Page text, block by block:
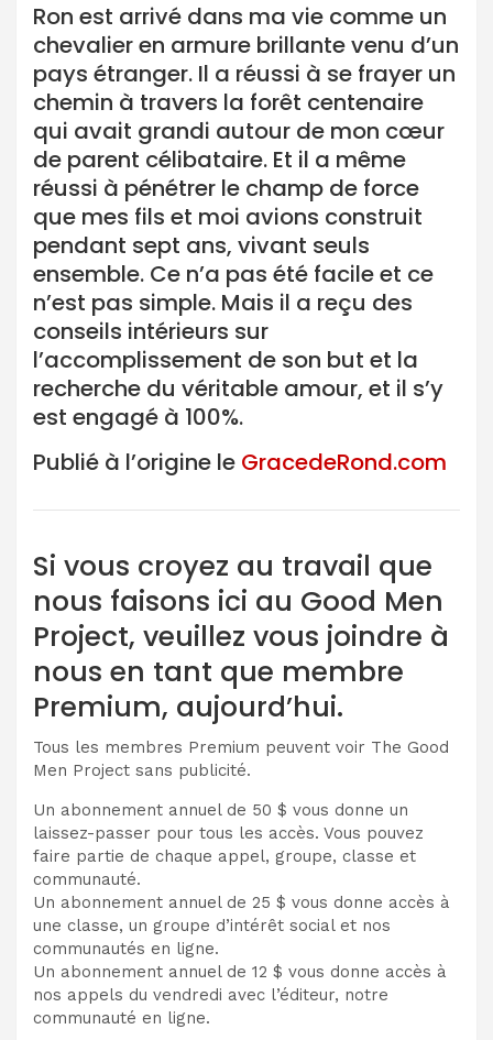
Ron est arrivé dans ma vie comme un
chevalier en armure brillante venu d’un
pays étranger. Il a réussi à se frayer un
chemin à travers la forêt centenaire
qui avait grandi autour de mon cœur
de parent célibataire. Et il a même
réussi à pénétrer le champ de force
que mes fils et moi avions construit
pendant sept ans, vivant seuls
ensemble. Ce n’a pas été facile et ce
n’est pas simple. Mais il a reçu des
conseils intérieurs sur
l’accomplissement de son but et la
recherche du véritable amour, et il s’y
est engagé à 100%.
Publié à l’origine le GracedeRond.com
Si vous croyez au travail que
nous faisons ici au Good Men
Project, veuillez vous joindre à
nous en tant que membre
Premium, aujourd’hui.
Tous les membres Premium peuvent voir The Good
Men Project sans publicité.
Un abonnement annuel de 50 $ vous donne un
laissez-passer pour tous les accès. Vous pouvez
faire partie de chaque appel, groupe, classe et
communauté.
Un abonnement annuel de 25 $ vous donne accès à
une classe, un groupe d’intérêt social et nos
communautés en ligne.
Un abonnement annuel de 12 $ vous donne accès à
nos appels du vendredi avec l’éditeur, notre
communauté en ligne.